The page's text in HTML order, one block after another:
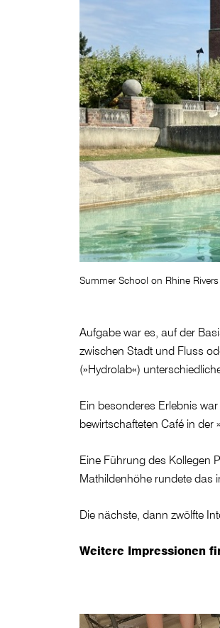
Summer School on Rhine Rivers
Aufgabe war es, auf der
zwischen Stadt und Fluss
(»Hydrolab«)
Ein besonderes Erlebnis
bewirtschafteten Café in der
Eine Führung des Kollegen
Mathildenhöhe rundete das
Die nächste, dann zwölfte
Weitere Impressionen